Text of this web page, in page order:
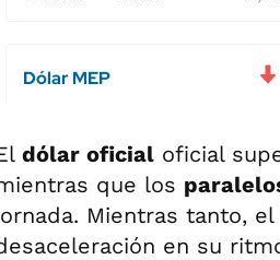
dólar oficialoficial
que los
Mientras tanto, el
en su